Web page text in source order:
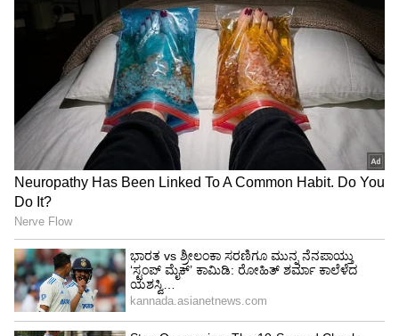
ಮುಂಬೈನಲ್ಲಿ ಹೊಟೆಲ್ ವೇಟರ್ ಆಗಿದ್ದವನ ಮಗ
ಬಾಲಿವುಡ್ ನಿರ್ಮಾಪಕ, ಸ್ಟಾರ್ ಡೈರೆಕ್ಟರ್!